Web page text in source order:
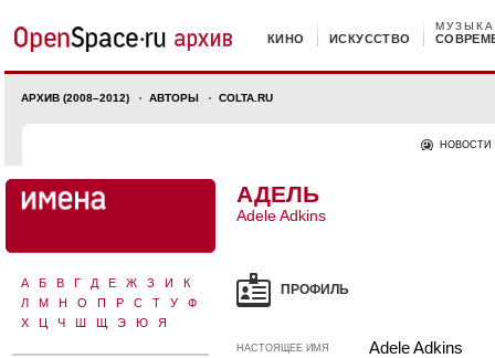
КИНО ИСКУССТВО
МУЗЫКА
АРХИВ (2008–2012) АВТОРЫ COLTA.RU
НОВОСТИ
А Б В Г Д Е Ж З И
К
Л
М Н О П Р С Т У
Ф
Х
Ц Ч Ш Щ Э Ю Я
АДЕЛЬ
Adele Adkins
ПРОФИЛЬ
НАСТОЯЩЕЕ ИМЯ Adele Adkins